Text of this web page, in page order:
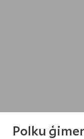
Polku